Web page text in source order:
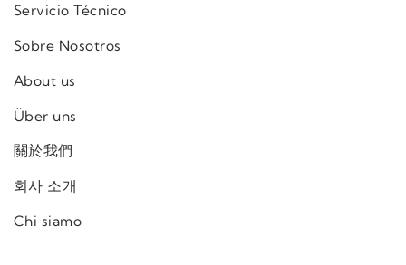
Servicio Técnico
Sobre Nosotros
About us
Über uns
關於我們
회사 소개
Chi siamo